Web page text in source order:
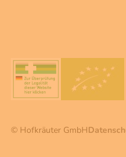
© Hofkräuter GmbH